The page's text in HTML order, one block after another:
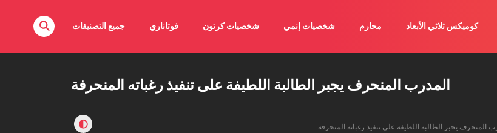
كوميكس ثلاثي الأبعاد محارم شخصيات إنمي شخصيات كرتون فوتاناري جميع التصنيفات
المدرب المنحرف يجبر الطالبة اللطيفة على تنفيذ رغباته المنحرفة
المنحرف يجبر الطالبة اللطيفة على تنفيذ رغباته المنحرفة